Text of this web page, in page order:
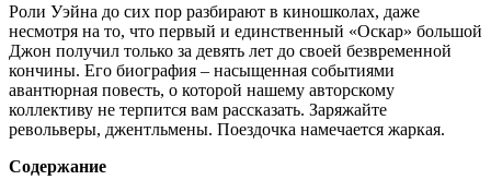
Роли Уэйна до сих пор разбирают в киношколах, даже
несмотря на то, что первый и единственный «Оскар» большой
Джон получил только за девять лет до своей безвременной
кончины. Его биография – насыщенная событиями
авантюрная повесть, о которой нашему авторскому
коллективу не терпится вам рассказать. Заряжайте
револьверы, джентльмены. Поездочка намечается жаркая.
Содержание